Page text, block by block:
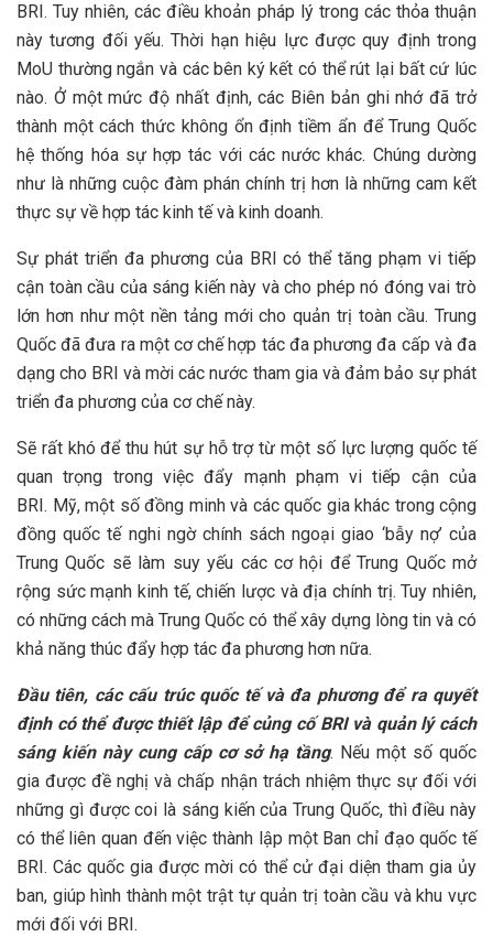
BRI. Tuy nhiên, các điều khoản pháp lý trong các thỏa thuận
này tương đối yếu. Thời hạn hiệu lực được quy định trong
MoU thường ngắn và các bên ký kết có thể rút lại bất cứ lúc
nào. Ở một mức độ nhất định, các Biên bản ghi nhớ đã trở
thành một cách thức không ổn định tiềm ẩn để Trung Quốc
hệ thống hóa sự hợp tác với các nước khác. Chúng dường
như là những cuộc đàm phán chính trị hơn là những cam kết
thực sự về hợp tác kinh tế và kinh doanh.
Sự phát triển đa phương của BRI có thể tăng phạm vi tiếp
cận toàn cầu của sáng kiến này và cho phép nó ​​đóng vai trò
lớn hơn như một nền tảng mới cho quản trị toàn cầu. Trung
Quốc đã đưa ra một cơ chế hợp tác đa phương đa cấp và đa
dạng cho BRI và mời các nước tham gia và đảm bảo sự phát
triển đa phương của cơ chế này.
Sẽ rất khó để thu hút sự hỗ trợ từ một số lực lượng quốc tế
quan trọng trong việc đẩy mạnh phạm vi tiếp cận của
BRI. Mỹ, một số đồng minh và các quốc gia khác trong cộng
đồng quốc tế nghi ngờ chính sách ngoại giao ‘bẫy nợ’ của
Trung Quốc sẽ làm suy yếu các cơ hội để Trung Quốc mở
rộng sức mạnh kinh tế, chiến lược và địa chính trị. Tuy nhiên,
có những cách mà Trung Quốc có thể xây dựng lòng tin và có
khả năng thúc đẩy hợp tác đa phương hơn nữa.
Đầu tiên, các cấu trúc quốc tế và đa phương để ra quyết
định có thể được thiết lập để củng cố BRI và quản lý cách
sángkiến nàycung cấp cơ sở hạ tầng. Nếu một số quốc
gia được đề nghị và chấp nhận trách nhiệm thực sự đối với
những gì được coi là sáng kiến ​​của Trung Quốc, thì điều này
có thể liên quan đến việc thành lập một Ban chỉ đạo quốc tế
BRI. Các quốc gia được mời có thể cử đại diện tham gia ủy
ban, giúp hình thành một trật tự quản trị toàn cầu và khu vực
mới đối với BRI.